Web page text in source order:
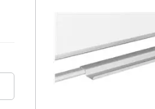
Palloncini
Pallone da calcio
Palla da basket